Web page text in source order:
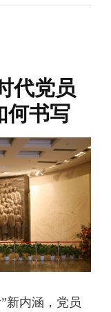
代党员
何书写
新内涵，党员